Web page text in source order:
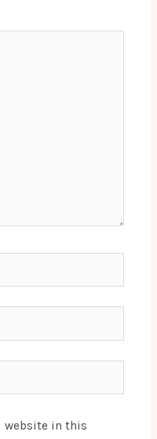
website in this